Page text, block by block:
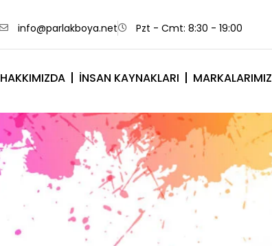
info@parlakboya.net Pzt - Cmt: 8:30 - 19:00
HAKKIMIZDA İNSAN KAYNAKLARI MARKALARIMIZ